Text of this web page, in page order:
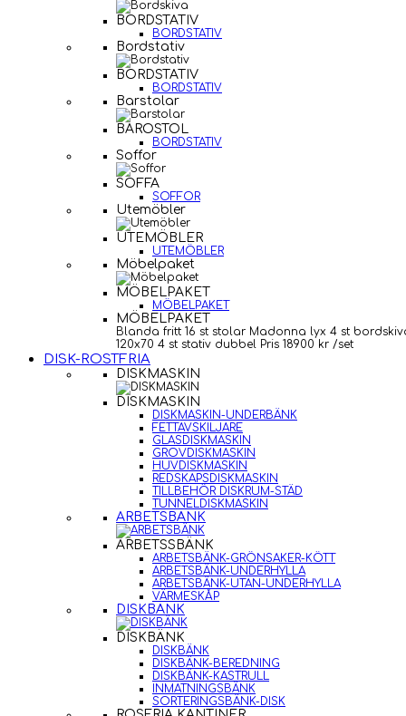
BORDSTATIV
BORDSTATIV
Bordstativ
BORDSTATIV
BORDSTATIV
Barstolar
BAROSTOL
BORDSTATIV
Soffor
SOFFA
SOFFOR
Utemöbler
UTEMÖBLER
UTEMÖBLER
Möbelpaket
MÖBELPAKET
MÖBELPAKET
MÖBELPAKET
Blanda fritt 16 st stolar Madonna lyx 4 st
120x70 4 st stativ dubbel Pris 18900 kr /set
DISK-ROSTFRIA
DISKMASKIN
DISKMASKIN
DISKMASKIN-UNDERBÄNK
FETTAVSKILJARE
GLASDISKMASKIN
GROVDISKMASKIN
HUVDISKMASKIN
REDSKAPSDISKMASKIN
TILLBEHÖR DISKRUM-STÄD
TUNNELDISKMASKIN
ARBETSBÄNK
ARBETSSBÄNK
ARBETSBÄNK-GRÖNSAKER-KÖTT
ARBETSBÄNK-UNDERHYLLA
ARBETSBÄNK-UTAN-UNDERHYLLA
VÄRMESKÅP
DISKBÄNK
DISKBÄNK
DISKBÄNK
DISKBÄNK-BEREDNING
DISKBÄNK-KASTRULL
INMATNINGSBÄNK
SORTERINGSBÄNK-DISK